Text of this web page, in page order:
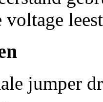
voltage
jumper